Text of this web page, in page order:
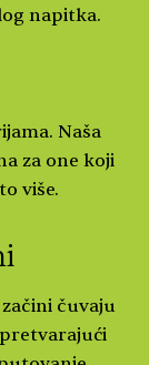
napitka.
Naša
za one koji
više.
čuvaju